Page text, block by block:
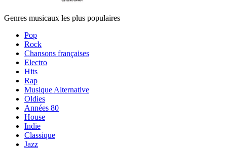
Genres musicaux les plus populaires
Pop
Rock
Chansons françaises
Electro
Hits
Rap
Musique Alternative
Oldies
Années 80
House
Indie
Classique
Jazz